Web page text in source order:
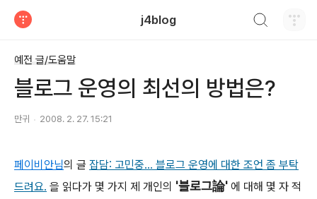
j4blog
예전 글/도움말
블로그 운영의 최선의 방법은?
만귀 2008. 2. 27. 15:21
페이비안님의 글 잡담: 고민중... 블로그 운영에 대한 조언 좀 부탁
드려요. 을 읽다가 몇 가지 제 개인의 '블로그論' 에 대해 몇 자 적